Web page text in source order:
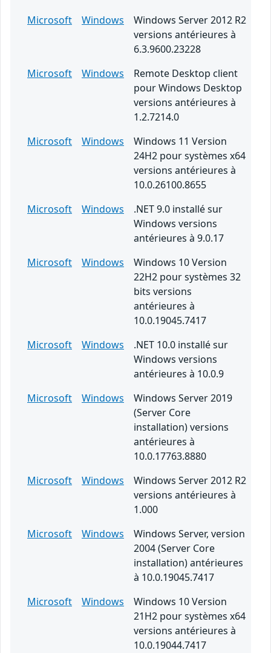
Microsoft
Windows
Windows Server 2012 R2
versions antérieures à
6.3.9600.23228
Microsoft
Windows
Remote Desktop client
pour Windows Desktop
versions antérieures à
1.2.7214.0
Microsoft
Windows
Windows 11 Version
24H2 pour systèmes x64
versions antérieures à
10.0.26100.8655
Microsoft
Windows
.NET 9.0 installé sur
Windows versions
antérieures à 9.0.17
Microsoft
Windows
Windows 10 Version
22H2 pour systèmes 32
bits versions
antérieures à
10.0.19045.7417
Microsoft
Windows
.NET 10.0 installé sur
Windows versions
antérieures à 10.0.9
Microsoft
Windows
Windows Server 2019
(Server Core
installation) versions
antérieures à
10.0.17763.8880
Microsoft
Windows
Windows Server 2012 R2
versions antérieures à
1.000
Microsoft
Windows
Windows Server, version
2004 (Server Core
installation) antérieures
à 10.0.19045.7417
Microsoft
Windows
Windows 10 Version
21H2 pour systèmes x64
versions antérieures à
10.0.19044.7417